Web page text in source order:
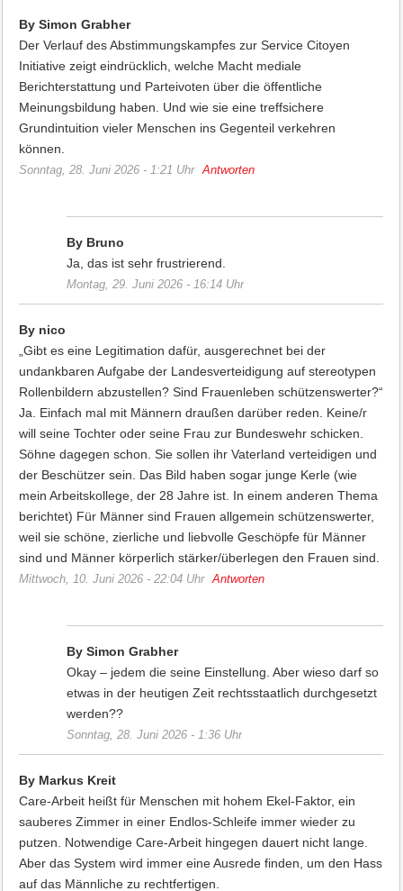
By Simon Grabher
Der Verlauf des Abstimmungskampfes zur Service Citoyen
Initiative zeigt eindrücklich, welche Macht mediale
Berichterstattung und Parteivoten über die öffentliche
Meinungsbildung haben. Und wie sie eine treffsichere
Grundintuition vieler Menschen ins Gegenteil verkehren
können.
Sonntag, 28. Juni 2026 - 1:21 Uhr Antworten
By Bruno
Ja, das ist sehr frustrierend.
Montag, 29. Juni 2026 - 16:14 Uhr
By nico
„Gibt es eine Legitimation dafür, ausgerechnet bei der
undankbaren Aufgabe der Landesverteidigung auf stereotypen
Rollenbildern abzustellen? Sind Frauenleben schützenswerter?“
Ja. Einfach mal mit Männern draußen darüber reden. Keine/r
will seine Tochter oder seine Frau zur Bundeswehr schicken.
Söhne dagegen schon. Sie sollen ihr Vaterland verteidigen und
der Beschützer sein. Das Bild haben sogar junge Kerle (wie
mein Arbeitskollege, der 28 Jahre ist. In einem anderen Thema
berichtet) Für Männer sind Frauen allgemein schützenswerter,
weil sie schöne, zierliche und liebvolle Geschöpfe für Männer
sind und Männer körperlich stärker/überlegen den Frauen sind.
Mittwoch, 10. Juni 2026 - 22:04 Uhr Antworten
By Simon Grabher
Okay – jedem die seine Einstellung. Aber wieso darf so
etwas in der heutigen Zeit rechtsstaatlich durchgesetzt
werden??
Sonntag, 28. Juni 2026 - 1:36 Uhr
By Markus Kreit
Care-Arbeit heißt für Menschen mit hohem Ekel-Faktor, ein
sauberes Zimmer in einer Endlos-Schleife immer wieder zu
putzen. Notwendige Care-Arbeit hingegen dauert nicht lange.
Aber das System wird immer eine Ausrede finden, um den Hass
auf das Männliche zu rechtfertigen.